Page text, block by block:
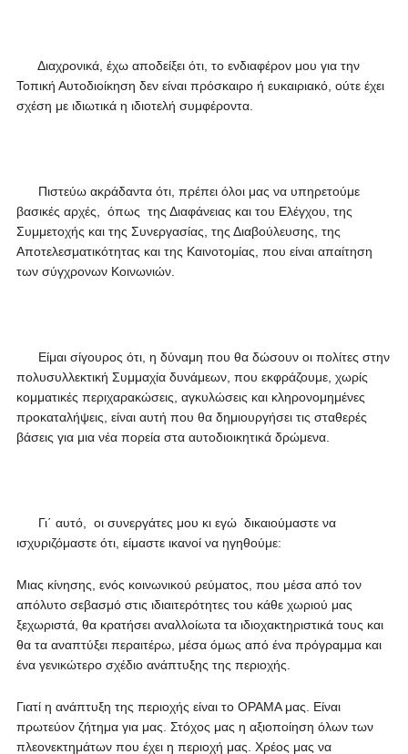
Διαχρονικά, έχω αποδείξει ότι, το ενδιαφέρον μου για την
Τοπική Αυτοδιοίκηση δεν είναι πρόσκαιρο ή ευκαιριακό, ούτε έχει
σχέση με ιδιωτικά η ιδιοτελή συμφέροντα.
Πιστεύω ακράδαντα ότι, πρέπει όλοι μας να υπηρετούμε
βασικές αρχές, όπως της Διαφάνειας και του Ελέγχου, της
Συμμετοχής και της Συνεργασίας, της Διαβούλευσης, της
Αποτελεσματικότητας και της Καινοτομίας, που είναι απαίτηση
των σύγχρονων Κοινωνιών.
Είμαι σίγουρος ότι, η δύναμη που θα δώσουν οι πολίτες στην
πολυσυλλεκτική Συμμαχία δυνάμεων, που εκφράζουμε, χωρίς
κομματικές περιχαρακώσεις, αγκυλώσεις και κληρονομημένες
προκαταλήψεις, είναι αυτή που θα δημιουργήσει τις σταθερές
βάσεις για μια νέα πορεία στα αυτοδιοικητικά δρώμενα.
Γι΄ αυτό, οι συνεργάτες μου κι εγώ δικαιούμαστε να
ισχυριζόμαστε ότι, είμαστε ικανοί να ηγηθούμε:
Μιας κίνησης, ενός κοινωνικού ρεύματος, που μέσα από τον
απόλυτο σεβασμό στις ιδιαιτερότητες του κάθε χωριού μας
ξεχωριστά, θα κρατήσει αναλλοίωτα τα ιδιοχακτηριστικά τους και
θα τα αναπτύξει περαιτέρω, μέσα όμως από ένα πρόγραμμα και
ένα γενικώτερο σχέδιο ανάπτυξης της περιοχής.
Γιατί η ανάπτυξη της περιοχής είναι το ΟΡΑΜΑ μας. Είναι
πρωτεύον ζήτημα για μας. Στόχος μας η αξιοποίηση όλων των
πλεονεκτημάτων που έχει η περιοχή μας. Χρέος μας να